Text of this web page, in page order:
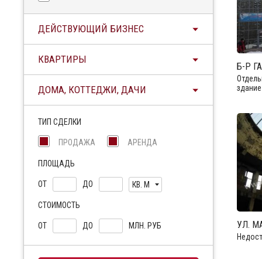
ДЕЙСТВУЮЩИЙ БИЗНЕС
КВАРТИРЫ
ДОМА, КОТТЕДЖИ, ДАЧИ
ТИП СДЕЛКИ
ПРОДАЖА АРЕНДА
ПЛОЩАДЬ
ОТ ДО КВ. М
СТОИМОСТЬ
ОТ ДО МЛН. РУБ
Б-Р
УЛ.